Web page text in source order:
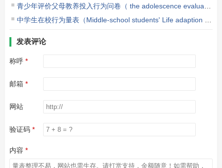
发表评论
称呼
邮箱
网站
验证码
内容